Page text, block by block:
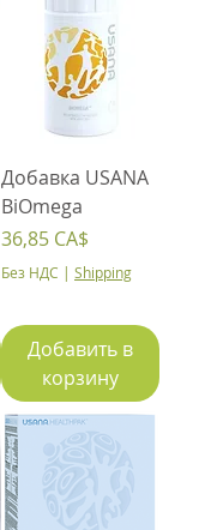
Добавка USANA
BiOmega
Цена
36,85 CA$
Без НДС | Shipping
Добавить в
корзину